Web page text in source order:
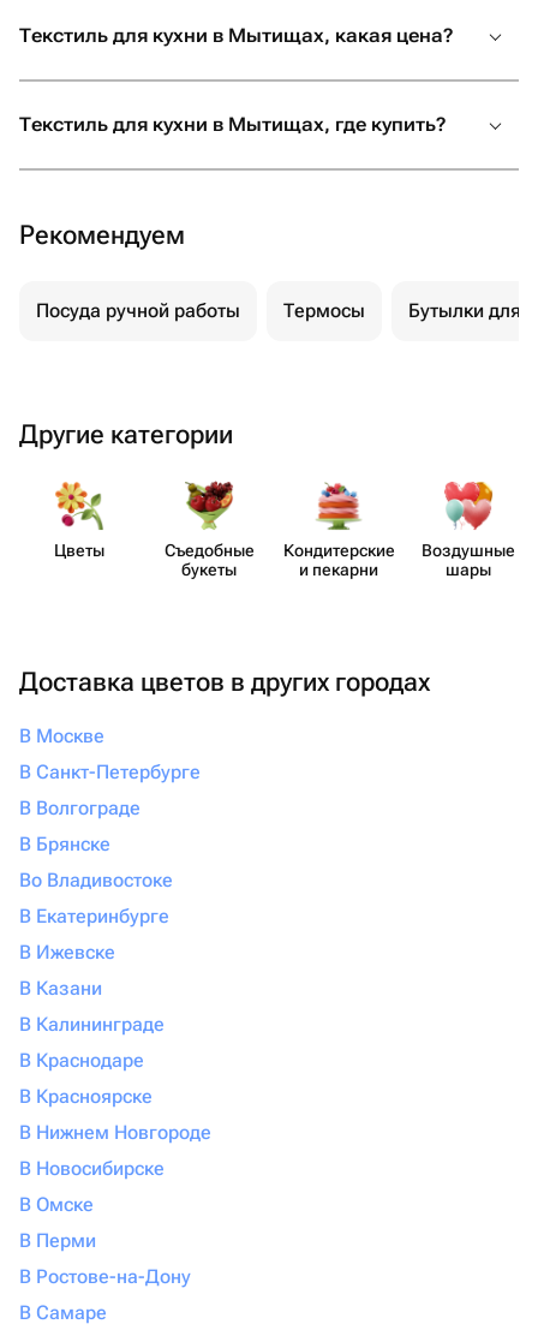
Текстиль для кухни в Мытищах, какая цена?
Текстиль для кухни в Мытищах, где купить?
Рекомендуем
Посуда ручной работы Термосы Бутылки для
Другие категории
Цветы
Съедобные
букеты
Кондит​ерские
и пекарни
Воздушные
шары
Доставка цветов в других городах
В Москве
В Санкт-Петербурге
В Волгограде
В Брянске
Во Владивостоке
В Екатеринбурге
В Ижевске
В Казани
В Калининграде
В Краснодаре
В Красноярске
В Нижнем Новгороде
В Новосибирске
В Омске
В Перми
В Ростове-на-Дону
В Самаре